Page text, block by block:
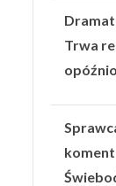
Dramat
Trwa